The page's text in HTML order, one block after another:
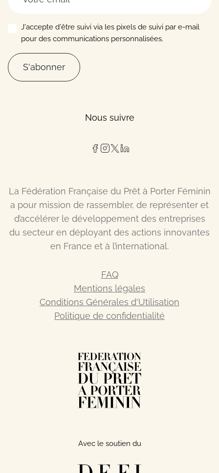
J'accepte d'être suivi via les pixels de suivi par e-mail
pour des communications personnalisées.
S'abonner
Nous suivre
La Fédération Française du Prêt à Porter Féminin
a pour mission de rassembler, de représenter et
d’accélérer le développement des entreprises
du secteur en déployant des actions innovantes
en France et à l’international.
FAQ
Mentions légales
Conditions Générales d'Utilisation
Politique de confidentialité
Avec le soutien du